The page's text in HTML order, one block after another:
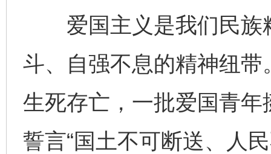
爱国主义是我们民族
斗、自强不息的精神纽
生死存亡，一批爱国青
誓言“国土不可断送、人